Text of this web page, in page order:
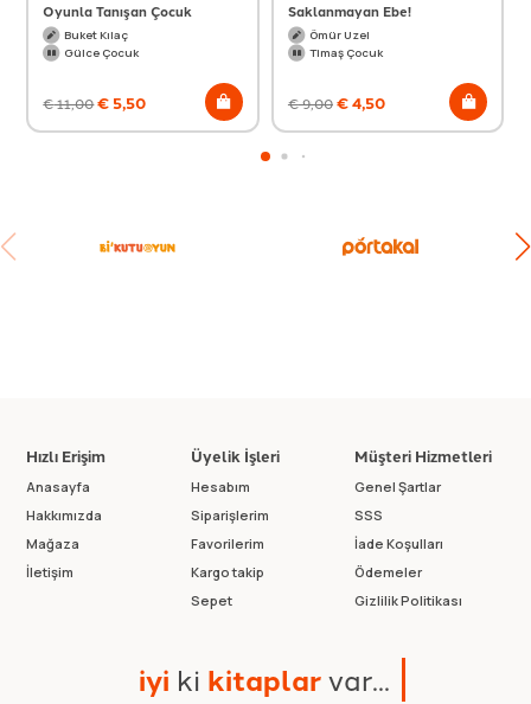
Oyunla Tanışan Çocuk
Buket Kılaç
Gülce Çocuk
€11,00€ 5,50
Saklanmayan Ebe!
Ömür Uzel
Timaş Çocuk
€9,00€4,50
Hızlı Erişim
Anasayfa
Hakkımızda
Mağaza
İletişim
Üyelik İşleri
Hesabım
Siparişlerim
Favorilerim
Kargo takip
Sepet
Müşteri Hizmetleri
Genel Şartlar
SSS
İade Koşulları
Ödemeler
Gizlilik Politikası
iyi ki kitaplarvar...